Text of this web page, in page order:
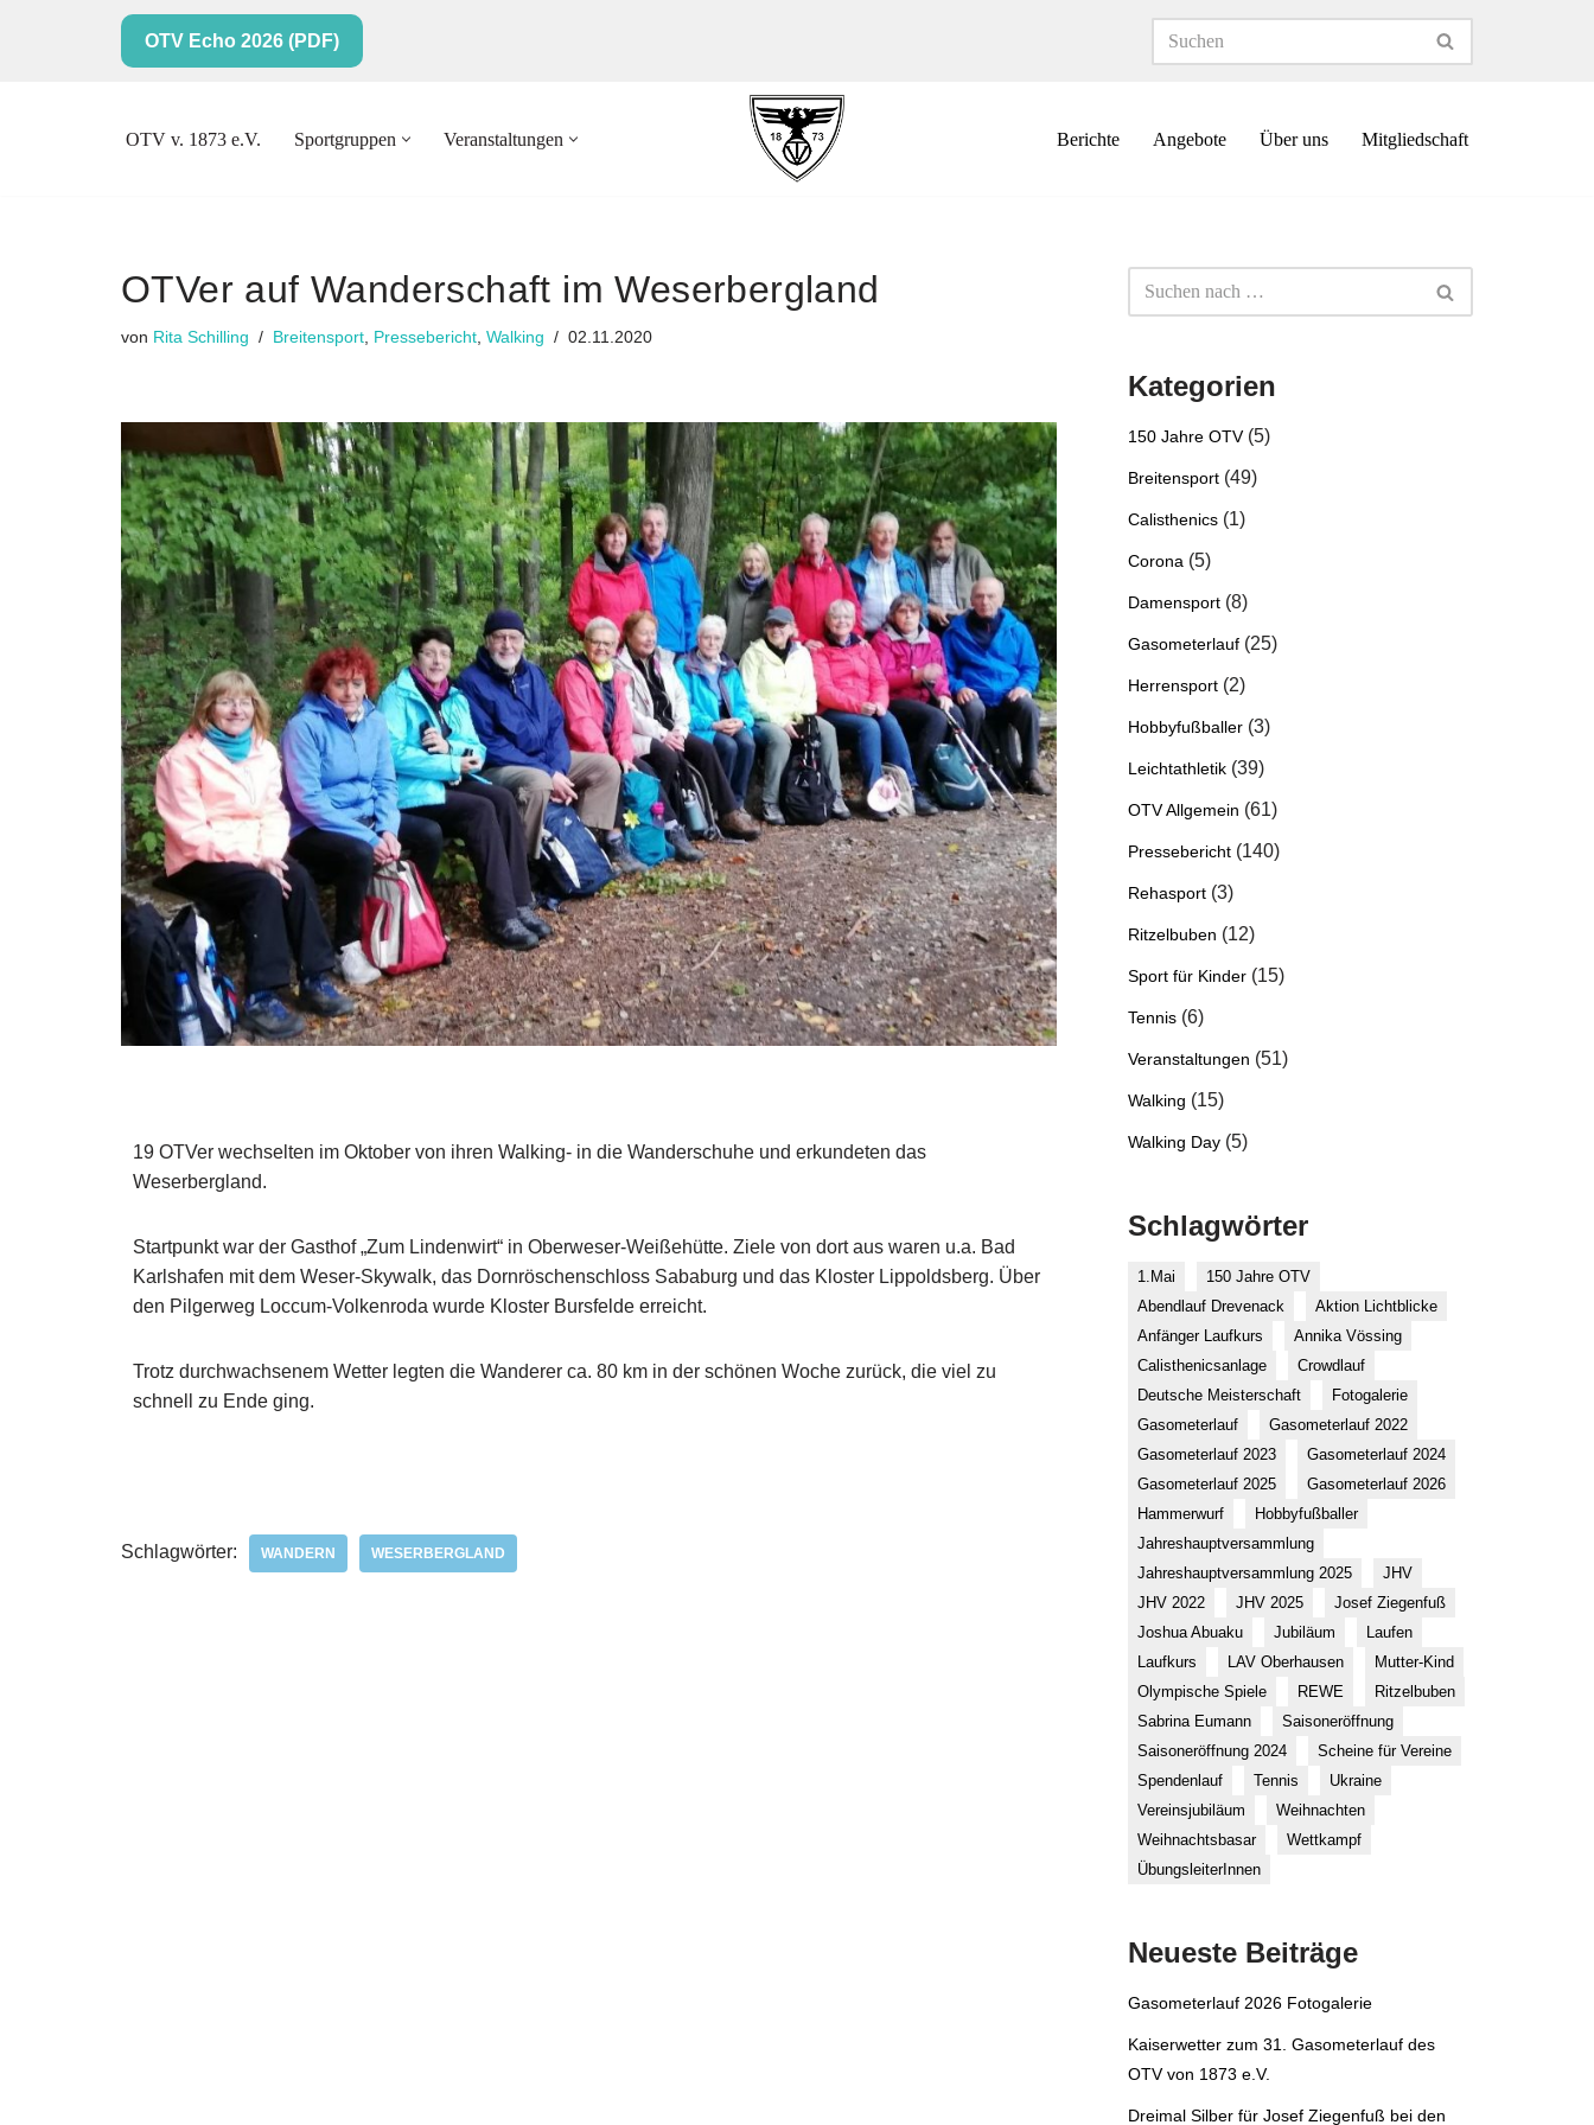
OTV Echo 2026 (PDF)
OTV v. 1873 e.V. Sportgruppen Veranstaltungen Berichte Angebote Über uns Mitgliedschaft
OTVer auf Wanderschaft im Weserbergland
von Rita Schilling Breitensport Pressebericht Walking 02.11.2020
19 OTVer wechselten im Oktober von ihren Walking- in die Wanderschuhe und erkundeten das
Weserbergland.
Startpunkt war der Gasthof „Zum Lindenwirt“ in Oberweser-Weißehütte. Ziele von dort aus waren u.a. Bad
Karlshafen mit dem Weser-Skywalk, das Dornröschenschloss Sababurg und das Kloster Lippoldsberg. Über
den Pilgerweg Loccum-Volkenroda wurde Kloster Bursfelde erreicht.
Trotz durchwachsenem Wetter legten die Wanderer ca. 80 km in der schönen Woche zurück, die viel zu
schnell zu Ende ging.
Schlagwörter: WANDERN WESERBERGLAND
Kategorien
150 Jahre OTV(5)
Breitensport (49)
Calisthenics (1)
Corona (5)
Damensport (8)
Gasometerlauf (25)
Herrensport (2)
Hobbyfußballer (3)
Leichtathletik (39)
OTV Allgemein (61)
Pressebericht (140)
Rehasport (3)
Ritzelbuben (12)
Sport für Kinder (15)
Tennis (6)
Veranstaltungen (51)
Walking (15)
Walking Day (5)
Schlagwörter
1.Mai
150 Jahre OTV
Abendlauf Drevenack
Aktion Lichtblicke
Anfänger Laufkurs
Annika Vössing
Calisthenicsanlage
Crowdlauf
Deutsche Meisterschaft
Fotogalerie
Gasometerlauf
Gasometerlauf 2022
Gasometerlauf 2023
Gasometerlauf 2024
Gasometerlauf 2025
Gasometerlauf 2026
Hammerwurf
Hobbyfußballer
Jahreshauptversammlung
Jahreshauptversammlung 2025
JHV
JHV 2022
JHV 2025
Josef Ziegenfuß
Joshua Abuaku
Jubiläum
Laufen
Laufkurs
LAV Oberhausen
Mutter-Kind
Olympische Spiele
REWE
Ritzelbuben
Sabrina Eumann
Saisoneröffnung
Saisoneröffnung 2024
Scheine für Vereine
Spendenlauf
Tennis
Ukraine
Vereinsjubiläum
Weihnachten
Weihnachtsbasar
Wettkampf
ÜbungsleiterInnen
Neueste Beiträge
Gasometerlauf 2026 Fotogalerie
Kaiserwetter zum 31. Gasometerlauf des
OTV von 1873 e.V.
Dreimal Silber für Josef Ziegenfuß bei den